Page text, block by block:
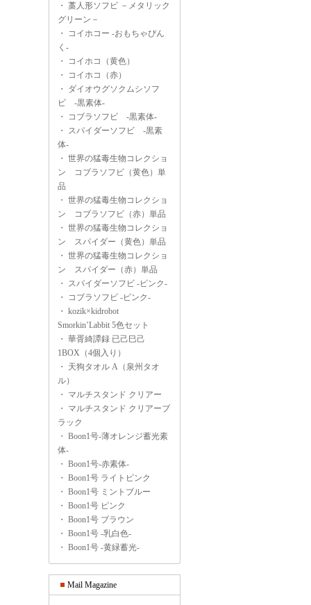
・ 藁人形ソフビ －メタリック
グリーン－
・
コイホコー -おもちゃぴん
く-
・
コイホコ（黄色）
・
コイホコ（赤）
・ ダイオウグソクムシソフ
ビ -黒素体-
・
コブラソフビ -黒素体-
・ スパイダーソフビ -黒素
体-
・ 世界の猛毒生物コレクショ
ン コブラソフビ（黄色）単
品
・ 世界の猛毒生物コレクショ
ン コブラソフビ（赤）単品
・ 世界の猛毒生物コレクショ
ン スパイダー（黄色）単品
・ 世界の猛毒生物コレクショ
ン スパイダー（赤）単品
・ スパイダーソフビ -ピンク-
・
コブラソフビ -ピンク-
・ kozik×kidrobot
Smorkin’Labbit 5色セット
・ 華胥綺譚録 已己巳己
1BOX（4個入り）
・ 天狗タオル A（泉州タオ
ル）
・ マルチスタンド クリアー
・ マルチスタンド クリアーブ
ラック
・ Boon1号-薄オレンジ蓄光素
体-
・ Boon1号-赤素体-
・ Boon1号 ライトピンク
・ Boon1号 ミントブルー
・ Boon1号 ピンク
・ Boon1号 ブラウン
・ Boon1号 -乳白色-
・ Boon1号 -黄緑蓄光-
Mail Magazine